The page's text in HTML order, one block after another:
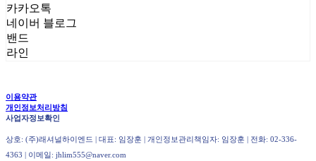
카카오톡
네이버 블로그
밴드
라인
이용약관
개인정보처리방침
사업자정보확인
상호: (주)래셔널하이엔드 | 대표: 임장훈 | 개인정보관리책임자: 임장훈 | 전화: 02-336-
4363 | 이메일: jhlim555@naver.com